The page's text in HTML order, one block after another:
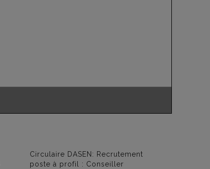
Circulaire DASEN: Recrutement
poste à profil : Conseiller